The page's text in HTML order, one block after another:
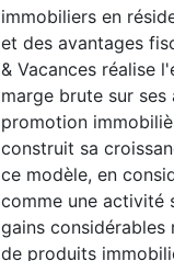
immobiliers en
et des avantages
& Vacances réalise
marge brute sur
promotion
construit sa
ce modèle, en
comme une activité
gains considérables
de produits